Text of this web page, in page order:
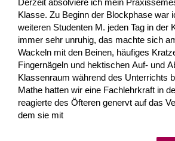
Klasse. Zu Beginn der Blockphase war
weiteren Studenten M. jeden Tag in der
immer sehr unruhig, das machte sich
Wackeln mit den Beinen, häufiges
Fingernägeln und hektischen Auf- und
Klassenraum während des Unterrichts
Mathe hatten wir eine Fachlehrkraft in
reagierte des Öfteren genervt auf das
dem sie mit